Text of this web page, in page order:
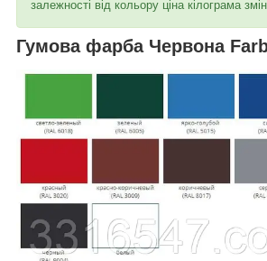
залежності від кольору ціна кілограма
Гумова фарба Червона